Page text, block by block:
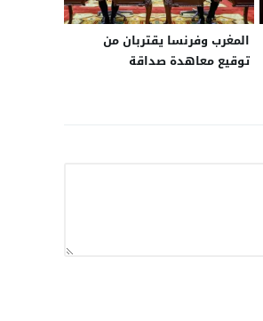
المغرب وفرنسا يقتربان من
توقيع معاهدة صداقة